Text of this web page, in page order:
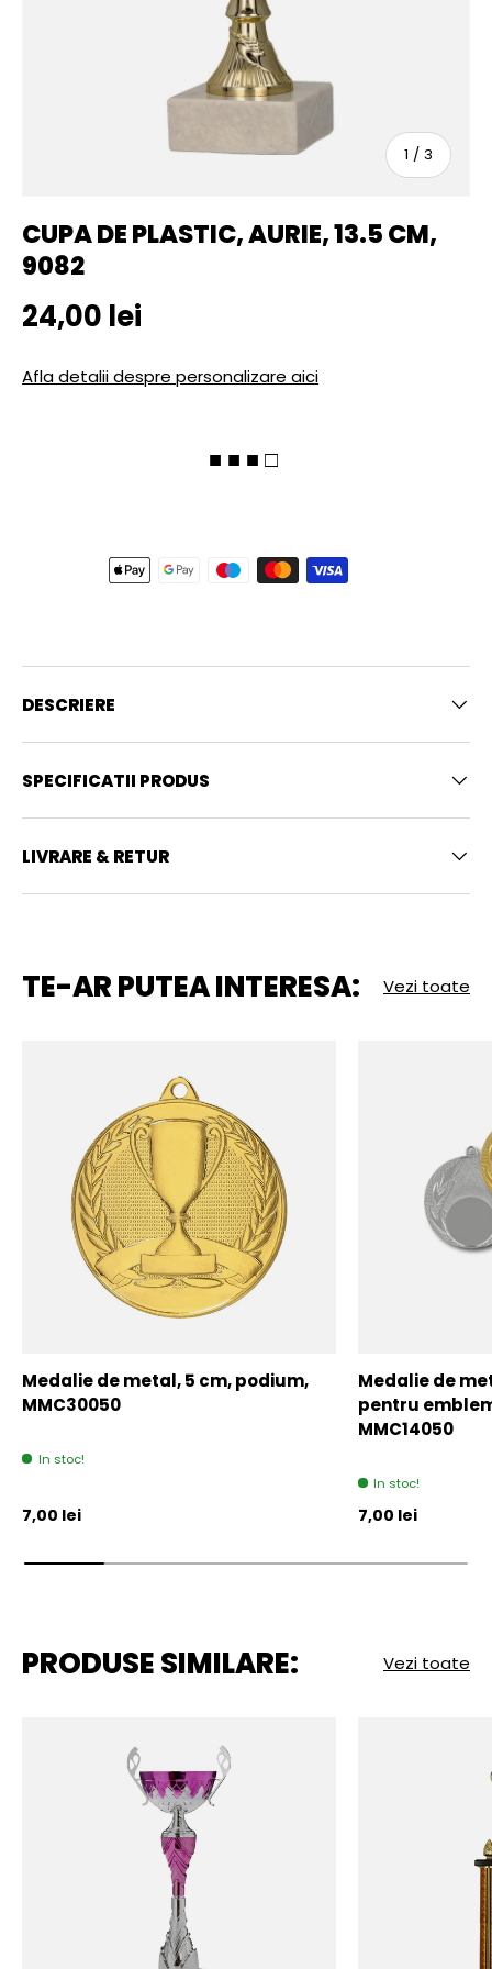
1 / sau
3
CUPA DE PLASTIC, AURIE, 13.5 CM,
9082
Pret initial
24,00 lei
Afla detalii despre personalizare aici
■ ■ ■ □
DESCRIERE
SPECIFICATII PRODUS
LIVRARE & RETUR
TE-AR PUTEA INTERESA: Vezi toate
Medalie de metal, 5 cm, podium,
MMC30050
In stoc!
Pret initial
7,00 lei
Medalie de
pentru
MMC14050
In stoc!
Pret initial
7,00 lei
PRODUSE SIMILARE: Vezi toate